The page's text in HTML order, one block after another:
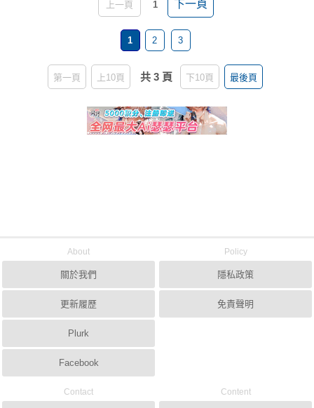
上一頁 1 下一頁
1 2 3
第一頁 上10頁 共 3 頁 下10頁 最後頁
About
關於我們
更新履歷
Plurk
Facebook
Policy
隱私政策
免責聲明
Contact Content